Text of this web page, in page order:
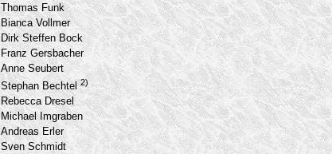
Thomas Funk
Bianca Vollmer
Dirk Steffen Bock
Franz Gersbacher
Anne Seubert
Stephan Bechtel 2)
Rebecca Dresel
Michael Imgraben
Andreas Erler
Sven Schmidt